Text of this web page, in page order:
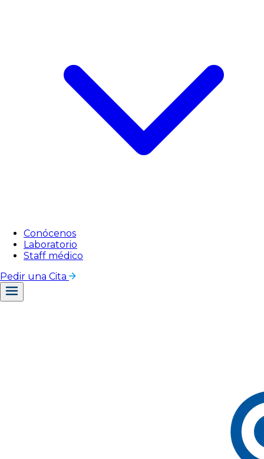
Conócenos
Laboratorio
Staff médico
Pedir una Cita